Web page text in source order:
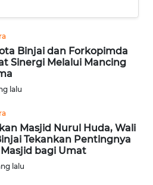
Binjai dan Forkopimda
Sinergi Melalui Mancing
lalu
Masjid Nurul Huda, Wali
Tekankan Pentingnya
Masjid bagi Umat
lalu